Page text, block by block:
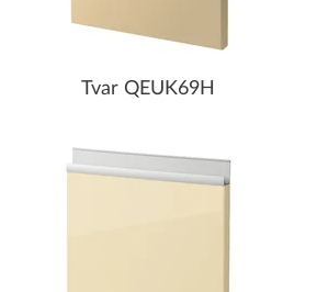
Tvar QEUK69H